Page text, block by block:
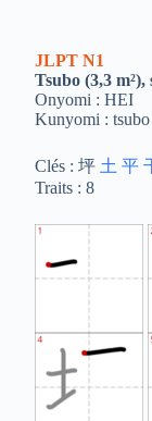
JLPT N1
Tsubo (3,3
Onyomi : HEI
Kunyomi : tsubo
Clés : 坪 土 平
Traits : 8